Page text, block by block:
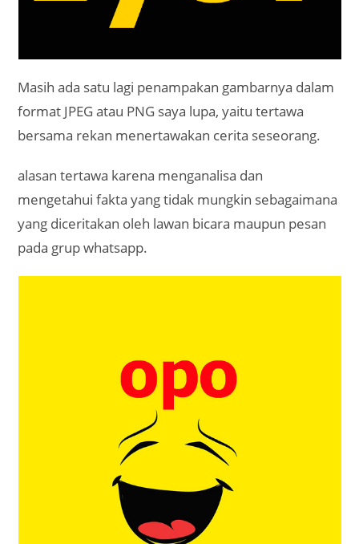
Masih ada satu lagi penampakan gambarnya dalam
format JPEG atau PNG saya lupa, yaitu tertawa
bersama rekan menertawakan cerita seseorang.
alasan tertawa karena menganalisa dan
mengetahui fakta yang tidak mungkin sebagaimana
yang diceritakan oleh lawan bicara maupun pesan
pada grup whatsapp.